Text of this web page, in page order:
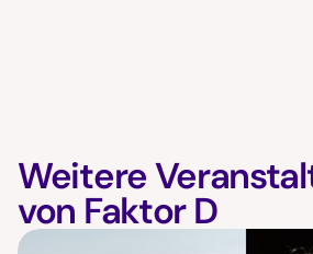
Weitere
von Faktor D